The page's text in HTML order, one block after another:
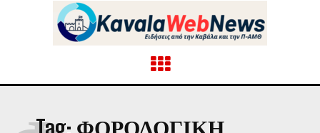
Tag: ΦΟΡΟΛΟΓΙΚΗ